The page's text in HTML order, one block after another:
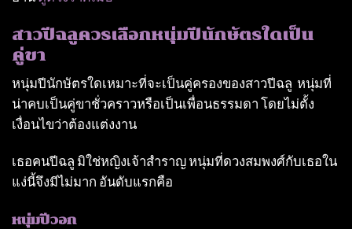
สาวปีฉลูควรเลือกหนุ่มปีนักษัตรใดเป็น
คู่ขา
หนุ่มปีนักษัตรใดเหมาะที่จะเป็นคู่ครองของสาวปีฉลู หนุ่มที่
น่าคบเป็นคู่ขาชั่วคราวหรือเป็นเพื่อนธรรมดา โดยไม่ตั้ง
เงื่อนไขว่าต้องแต่งงาน
เธอคนปีฉลู มิใช่หญิงเจ้าสําราญ หนุ่มที่ดวงสมพงศ์กับเธอใน
แง่นี้จึงมีไม่มาก อันดับแรกคือ
หนุ่มปีวอก